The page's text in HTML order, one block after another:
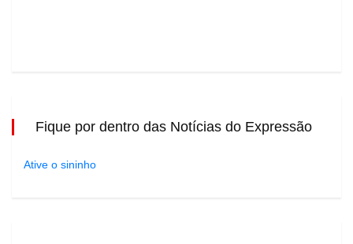
Fique por dentro das Notícias do Expressão
Ative o sininho